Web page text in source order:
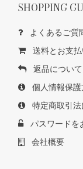
SHOPPING
よくあるご質
送料とお支
返品について
個人情報保
特定商取引
パスワードを
会社概要